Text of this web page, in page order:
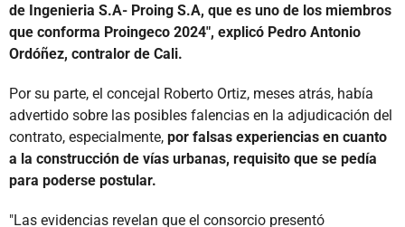
de Ingenieria S.A- Proing S.A, que es uno de los miembros
que conforma Proingeco 2024", explicó Pedro Antonio
Ordóñez, contralor de Cali.
Por su parte, el concejal Roberto Ortiz, meses atrás, había
advertido sobre las posibles falencias en la adjudicación del
contrato, especialmente, por falsas experiencias en cuanto
a la construcción de vías urbanas, requisito que se pedía
para poderse postular.
"Las evidencias revelan que el consorcio presentó